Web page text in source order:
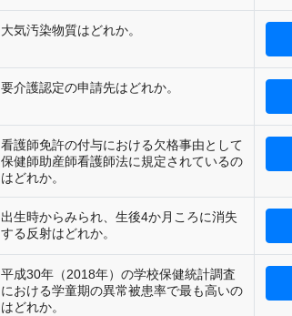
大気汚染物質はどれか。
要介護認定の申請先はどれか。
看護師免許の付与における欠格事由として
保健師助産師看護師法に規定されているの
はどれか。
出生時からみられ、生後4か月ころに消失
する反射はどれか。
平成30年（2018年）の学校保健統計調査
における学童期の異常被患率で最も高いの
はどれか。